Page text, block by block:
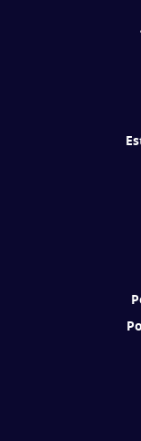
Ao se cadastrar,